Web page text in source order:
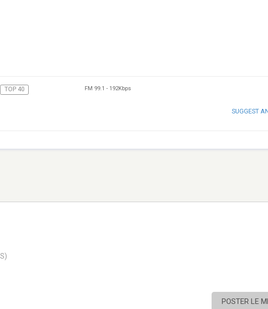
TOP 40 FM 99.1 - 192Kbps
SUGGEST
POSTER LE